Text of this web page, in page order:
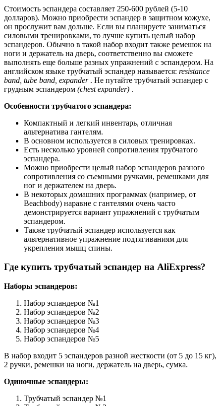
Стоимость эспандера составляет 250-600 рублей (5-10
долларов). Можно приобрести эспандер в защитном кожухе,
он прослужит вам дольше. Если вы планируете заниматься
силовыми тренировками, то лучше купить целый набор
эспандеров. Обычно в такой набор входит также ремешок на
ноги и держатель на дверь, соответственно вы сможете
выполнять еще больше разных упражнений с эспандером. На
английском языке трубчатый эспандер называется: resistance
band, tube band, expander. Не путайте трубчатый эспандер с
грудным эспандером (chest expander) .
Особенности трубчатого эспандера:
Компактный и легкий инвентарь, отличная
альтернатива гантелям.
В основном используется в силовых тренировках.
Есть несколько уровней сопротивления трубчатого
эспандера.
Можно приобрести целый набор эспандеров разного
сопротивления со съемными ручками, ремешками для
ног и держателем на дверь.
В некоторых домашних программах (например, от
Beachbody) наравне с гантелями очень часто
демонстрируется вариант упражнений с трубчатым
эспандером.
Также трубчатый эспандер используется как
альтернативное упражнение подтягиваниям для
укрепления мышц спины.
Где купить трубчатый эспандер на AliExpress?
Наборы эспандеров:
Набор эспандеров №1
Набор эспандеров №2
Набор эспандеров №3
Набор эспандеров №4
Набор эспандеров №5
В набор входит 5 эспандеров разной жесткости (от 5 до 15 кг),
2 ручки, ремешки на ноги, держатель на дверь, сумка.
Одиночные эспандеры:
Трубчатый эспандер №1